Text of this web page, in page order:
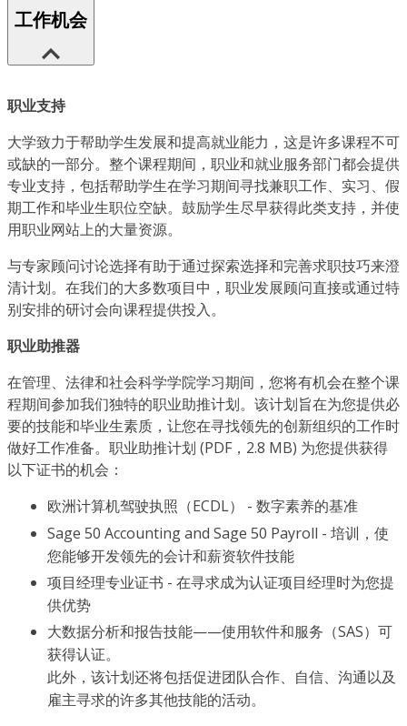
工作机会
职业支持
大学致力于帮助学生发展和提高就业能力，这是许多课程不可
或缺的一部分。整个课程期间，职业和就业服务部门都会提供
专业支持，包括帮助学生在学习期间寻找兼职工作、实习、假
期工作和毕业生职位空缺。鼓励学生尽早获得此类支持，并使
用职业网站上的大量资源。
与专家顾问讨论选择有助于通过探索选择和完善求职技巧来澄
清计划。在我们的大多数项目中，职业发展顾问直接或通过特
别安排的研讨会向课程提供投入。
职业助推器
在管理、法律和社会科学学院学习期间，您将有机会在整个课
程期间参加我们独特的职业助推计划。该计划旨在为您提供必
要的技能和毕业生素质，让您在寻找领先的创新组织的工作时
做好工作准备。职业助推计划 (PDF，2.8 MB) 为您提供获得
以下证书的机会：
欧洲计算机驾驶执照（ECDL） - 数字素养的基准
Sage 50 Accounting and Sage 50 Payroll - 培训，使
您能够开发领先的会计和薪资软件技能
项目经理专业证书 - 在寻求成为认证项目经理时为您提
供优势
大数据分析和报告技能——使用软件和服务（SAS）可
获得认证。
此外，该计划还将包括促进团队合作、自信、沟通以及
雇主寻求的许多其他技能的活动。